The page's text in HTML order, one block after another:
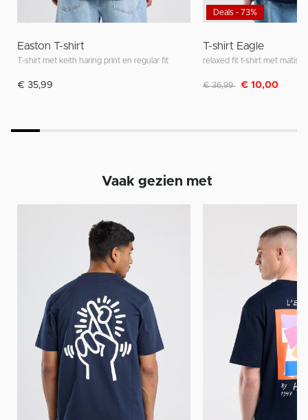
Easton T-shirt
T-shirt met keith haring print en regular fit
€ 35,99
Deals - 73%
T-shirt Eagle
relaxed fit t-shirt met
Afgeprijsd van
€ 36,99 naar
€ 10,00
Vaak gezien met